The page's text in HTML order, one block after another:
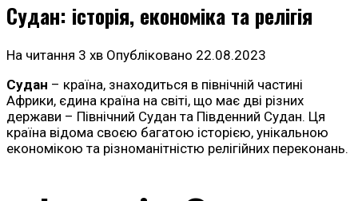
Судан: історія, економіка та релігія
На читання 3 хв Опубліковано 22.08.2023
Судан – країна, знаходиться в північній частині
Африки, єдина країна на світі, що має дві різних
держави – Північний Судан та Південний Судан. Ця
країна відома своєю багатою історією, унікальною
економікою та різноманітністю релігійних переконань.